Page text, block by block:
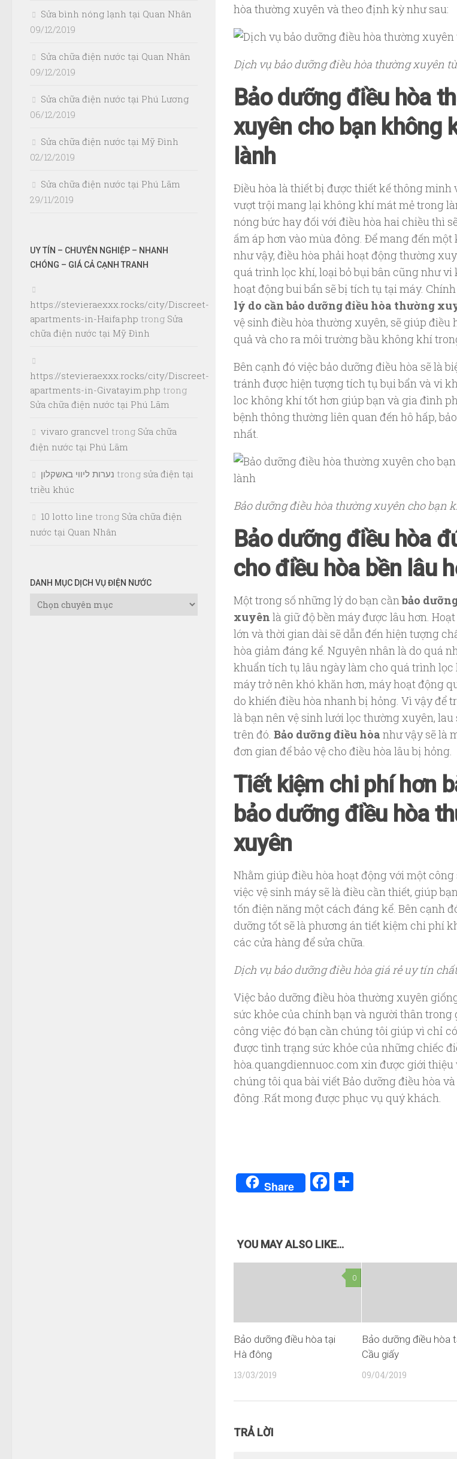
hòa thường xuyên và theo định kỳ như sau:
Dịch vụ bảo dưỡng điều hòa thường xuyên
Bảo dưỡng điều hòa
xuyên cho bạn không
lành
Điều hòa là thiết bị được thiết kế thông minh
vượt trội mang lại không khí mát mẻ trong
nóng bức hay đối với điều hòa hai chiều thì
ấm áp hơn vào mùa đông. Để mang đến
như vậy, điều hòa phải hoạt động thường
quá trình lọc khí, loại bỏ bụi bân cũng như vi
hoạt động bui bẩn sẽ bị tích tụ tại máy.
lý do cần bảo dưỡng điều hòa thường
vệ sinh điều hòa thường xuyên, sẽ giúp điều
quả và cho ra môi trường bầu không khí
Bên cạnh đó việc bảo dưỡng điều hòa sẽ là
tránh được hiện tượng tích tụ bụi bẩn và vi
loc không khí tốt hơn giúp bạn và gia đình
bệnh thông thường liên quan đến hô hấp,
nhất.
Bảo dưỡng điều hòa thường xuyên cho bạn
Bảo dưỡng điều hòa
cho điều hòa bền lâu
Một trong số những lý do bạn cầnbảo
xuyên là giữ độ bền máy được lâu hơn.
lớn và thời gian dài sẽ dẫn đến hiện tượng
hòa giảm đáng kể. Nguyên nhân là do quá
khuẩn tích tụ lâu ngày làm cho quá trình
máy trở nên khó khăn hơn, máy hoạt động
do khiến điều hòa nhanh bị hỏng. Vì vậy để
là bạn nên vệ sinh lưới lọc thường xuyên, lau
trên đó. Bảo dưỡng điều hòa như vậy sẽ là
đơn gian để bảo vệ cho điều hòa lâu bị hỏng.
Tiết kiệm chi phí hơn
bảo dưỡng điều hòa
xuyên
Nhằm giúp điều hòa hoạt động với một
việc vệ sinh máy sẽ là điều cần thiết, giúp
tốn điện năng một cách đáng kể. Bên cạnh
dưỡng tốt sẽ là phương án tiết kiệm chi phí
các cửa hàng để sửa chữa.
Dịch vụ bảo dưỡng điều hòa giá rẻ uy tín
Việc bảo dưỡng điều hòa thường xuyên
sức khỏe của chính bạn và người thân trong
công việc đó bạn cần chúng tôi giúp vì chỉ
được tình trạng sức khỏe của những chiếc
hòa.quangdiennuoc.com xin được giới thiệu
chúng tôi qua bài viết Bảo dưỡng điều hòa
đông .Rất mong được phục vụ quý khách.
Share Facebook
YOU MAY ALSO LIKE...
0
Bảo dưỡng điều hòa tại
Hà đông
13/03/2019
Bảo dưỡng điều hòa
Cầu giấy
09/04/2019
TRẢ LỜI
Sửa bình nóng lạnh tại Quan Nhân
09/12/2019
Sửa chữa điện nước tại Quan Nhân
09/12/2019
Sửa chữa điện nước tại Phú Lương
06/12/2019
Sửa chữa điện nước tại Mỹ Đình
02/12/2019
Sửa chữa điện nước tại Phú Lãm
29/11/2019
UY TÍN – CHUYÊN NGHIỆP – NHANH
CHÓNG – GIÁ CẢ CẠNH TRANH
https://stevieraexxx.rocks/city/Discreet-
apartments-in-Haifa.php trong Sửa
chữa điện nước tại Mỹ Đình
https://stevieraexxx.rocks/city/Discreet-
apartments-in-Givatayim.php trong
Sửa chữa điện nước tại Phú Lãm
vivaro grancvel trong Sửa chữa
điện nước tại Phú Lãm
נערות ליווי באשקלון trong sửa điện tại
triều khúc
10 lotto line trong Sửa chữa điện
nước tại Quan Nhân
DANH MỤC DỊCH VỤ ĐIỆN NƯỚC
Danh